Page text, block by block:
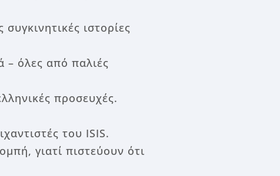
ιστορίες
– όλες από παλιές
προσευχές.
του ISIS.
γιατί πιστεύουν ότι